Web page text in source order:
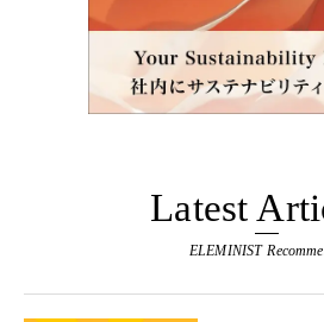
Latest
ELEMINIST